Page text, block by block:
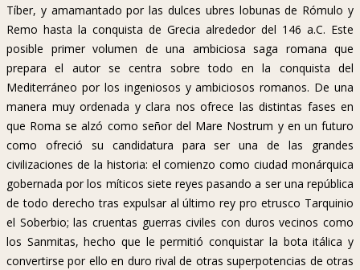
Tíber, y amamantado por las dulces ubres lobunas de Rómulo y
Remo hasta la conquista de Grecia alrededor del 146 a.C. Este
posible primer volumen de una ambiciosa saga romana que
prepara el autor se centra sobre todo en la conquista del
Mediterráneo por los ingeniosos y ambiciosos romanos. De una
manera muy ordenada y clara nos ofrece las distintas fases en
que Roma se alzó como señor del Mare Nostrum y en un futuro
como ofreció su candidatura para ser una de las grandes
civilizaciones de la historia: el comienzo como ciudad monárquica
gobernada por los míticos siete reyes pasando a ser una república
de todo derecho tras expulsar al último rey pro etrusco Tarquinio
el Soberbio; las cruentas guerras civiles con duros vecinos como
los Sanmitas, hecho que le permitió conquistar la bota itálica y
convertirse por ello en duro rival de otras superpotencias de otras